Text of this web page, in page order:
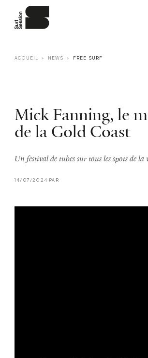
ACCUEIL NEWS FREE SURF
Mick Fanning, le
de la Gold Coast
Un festival de tubes sur tous les spots de la
14/07/2024 PAR